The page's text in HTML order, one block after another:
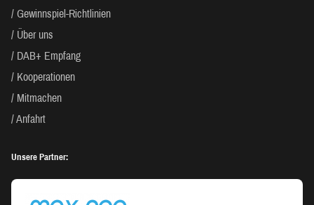
Gewinnspiel-Richtlinien
Über uns
DAB+ Empfang
Kooperationen
Mitmachen
Anfahrt
Unsere Partner: